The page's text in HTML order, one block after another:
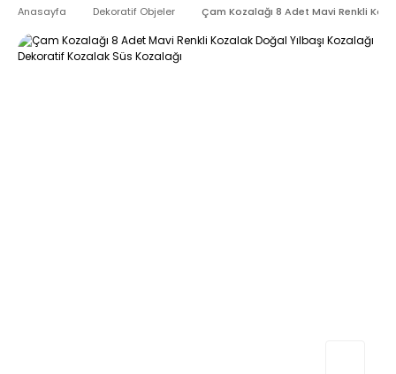
Anasayfa Dekoratif Objeler Çam Kozalağı 8 Adet Mavi Renkli